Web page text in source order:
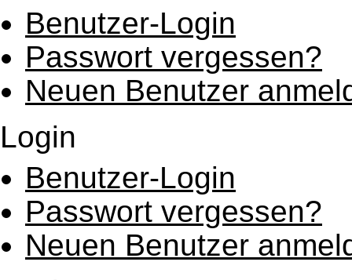
Benutzer-Login
Passwort vergessen?
Neuen Benutzer
Login
Benutzer-Login
Passwort vergessen?
Neuen Benutzer